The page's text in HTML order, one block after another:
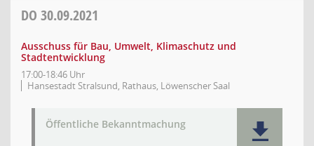
DO 30.09.2021
Ausschuss für Bau, Umwelt, Klimaschutz und
Stadtentwicklung
17:00-18:46 Uhr
Hansestadt Stralsund, Rathaus, Löwenscher Saal
Öffentliche Bekanntmachung